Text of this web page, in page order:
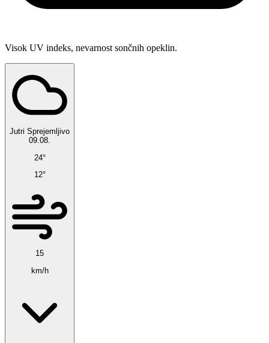
Visok UV indeks, nevarnost sončnih opeklin.
Jutri Sprejemljivo
09.08.
24°
12°
15
km/h